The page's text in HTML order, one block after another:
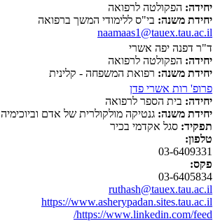
יחידה: הפקולטה לרפואה
יחידת משנה: בי"ס ללימודי המשך ברפואה
naamaas1@tauex.tau.ac.il
ד"ר דפנה יפה אשרי
יחידה: הפקולטה לרפואה
יחידת משנה: רפואת המשפחה - קלינית
פרופ' רות אשרי פדן
יחידה: בית הספר לרפואה
יחידת משנה: גנטיקה מולקולרית של אדם וביוכימיה
תפקיד: סגל אקדמי בכיר
טלפון:
03-6409331
פקס:
03-6405834
ruthash@tauex.tau.ac.il
https://www.asherypadan.sites.tau.ac.il
https://www.linkedin.com/feed/